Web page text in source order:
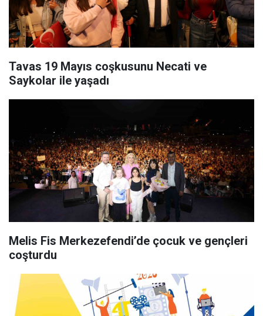
Tavas 19 Mayıs coşkusunu Necati ve
Saykolar ile yaşadı
Melis Fis Merkezefendi’de çocuk ve gençleri
coşturdu